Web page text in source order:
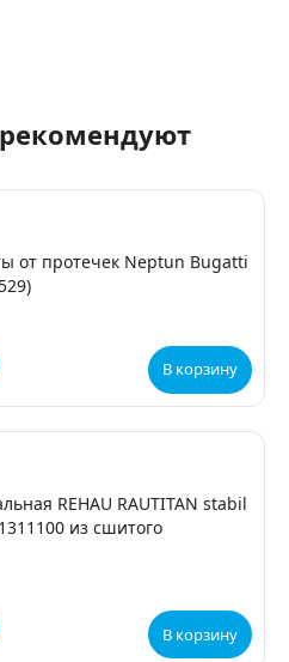
от протечек Neptun Bugatti
В корзину
REHAU RAUTITAN stabil
из сшитого
В корзину